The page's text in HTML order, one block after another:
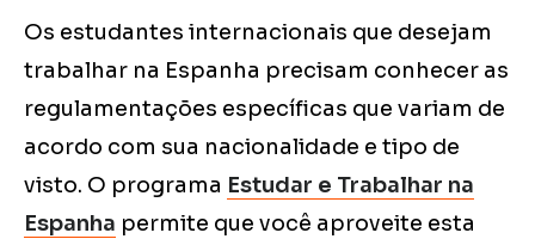
Os estudantes internacionais que desejam
trabalhar na Espanha precisam conhecer as
regulamentações específicas que variam de
acordo com sua nacionalidade e tipo de
visto. O programa Estudar e Trabalhar na
Espanha permite que você aproveite esta